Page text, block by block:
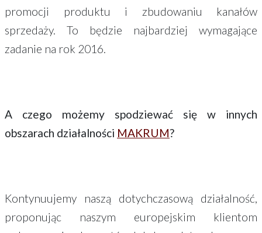
promocji produktu i zbudowaniu kanałów
sprzedaży. To będzie najbardziej wymagające
zadanie na rok 2016.
A czego możemy spodziewać się w innych
obszarach działalności MAKRUM?
Kontynuujemy naszą dotychczasową działalność,
proponując naszym europejskim klientom